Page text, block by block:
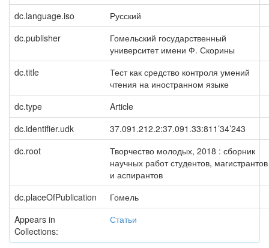
dc.language.iso
Русский
dc.publisher
Гомельский государственный
университет имени Ф. Скорины
dc.title
Тест как средство контроля умений
чтения на иностранном языке
dc.type
Article
dc.identifier.udk
37.091.212.2:37.091.33:811’34’243
dc.root
Творчество молодых, 2018 : сборник
научных работ студентов, магистрантов
и аспирантов
dc.placeOfPublication
Гомель
Appears in
Collections:
Статьи